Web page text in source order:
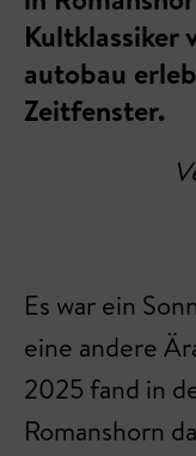
Kultklassiker
autobau
Zeitfenster.
Es war ein
eine andere
2025 fand in
Romanshorn